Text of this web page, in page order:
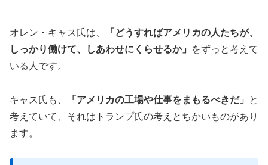
オレン・キャス氏は、
「どうすればアメリカの人たちが、
しっかり働けて、しあわせにくらせるか」
をずっと考えて
いる人です。
キャス氏も、 「アメリカの工場や仕事をまもるべきだ」
と
考えていて、それはトランプ氏の考えとちかいものがあり
ます。